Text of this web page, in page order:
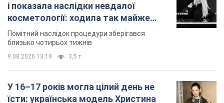
і показала наслідки невдалої
косметології: ходила так майже
місяць
Помітний наслідок процедури зберігався
близько чотирьох тижнів
9.08.2026 13:19 3,5 т.
У 16–17 років могла цілий день не
їсти: українська модель Христина